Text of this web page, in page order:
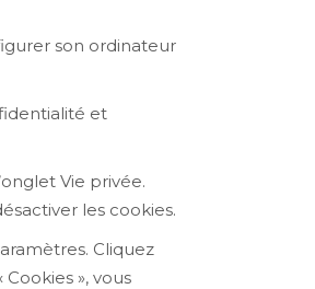
son ordinateur
et
Vie privée.
les cookies.
Cliquez
», vous